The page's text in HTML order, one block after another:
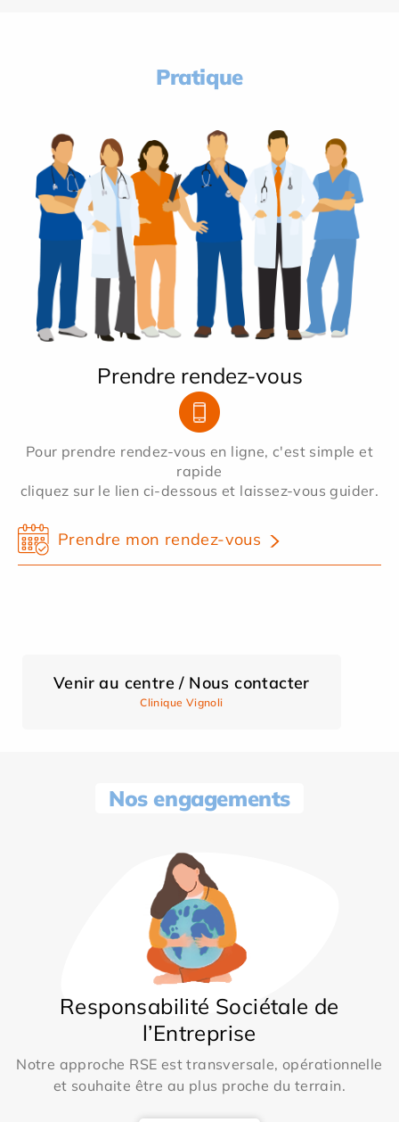
Pratique
Prendre rendez-vous
Pour prendre rendez-vous en ligne, c'est simple et
rapide
cliquez sur le lien ci-dessous et laissez-vous guider.
Prendre mon rendez-vous
Venir au centre / Nous contacter
Clinique Vignoli
Nos engagements
Responsabilité Sociétale de
l’Entreprise
Notre approche RSE est transversale, opérationnelle
et souhaite être au plus proche du terrain.